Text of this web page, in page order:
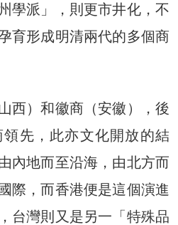
學派」，則更市井化，不
育形成明清兩代的多個商
西）和徽商（安徽），後
先，此亦文化開放的結
內地而至沿海，由北方而
際，而香港便是這個演進
台灣則又是另一「特殊品